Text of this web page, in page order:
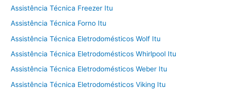
Assistência Técnica Freezer Itu
Assistência Técnica Forno Itu
Assistência Técnica Eletrodomésticos Wolf Itu
Assistência Técnica Eletrodomésticos Whirlpool Itu
Assistência Técnica Eletrodomésticos Weber Itu
Assistência Técnica Eletrodomésticos Viking Itu